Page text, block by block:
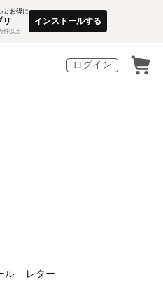
とお得に
件以上
インストールする
ログイン
ル レター